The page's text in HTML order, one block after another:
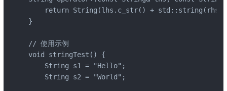
return String(lhs.c_str() +
}
// 使用示例
void stringTest() {
    String s1 = "Hello";
    String s2 = "World";